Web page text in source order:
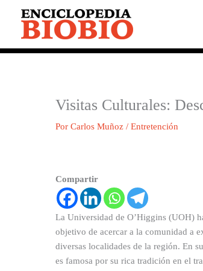
contenido
Visitas Culturales:
Por Carlos Muñoz / Entretención
Compartir
La Universidad de O’Higgins (UOH)
objetivo de acercar a la comunidad a
diversas localidades de la región. En
es famosa por su rica tradición en el